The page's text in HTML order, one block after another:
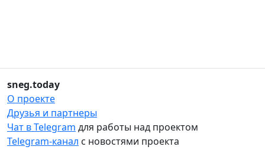
sneg.today
О проекте
Друзья и партнеры
Чат в Telegram для работы над проектом
Telegram-канал с новостями проекта